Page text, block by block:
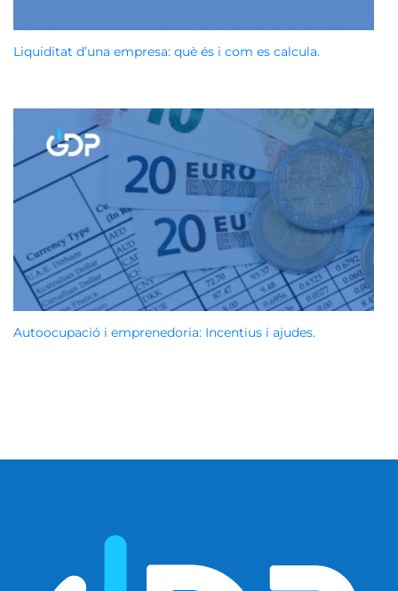
Liquiditat d’una empresa: què és i com es calcula.
Autoocupació i emprenedoria: Incentius i ajudes.